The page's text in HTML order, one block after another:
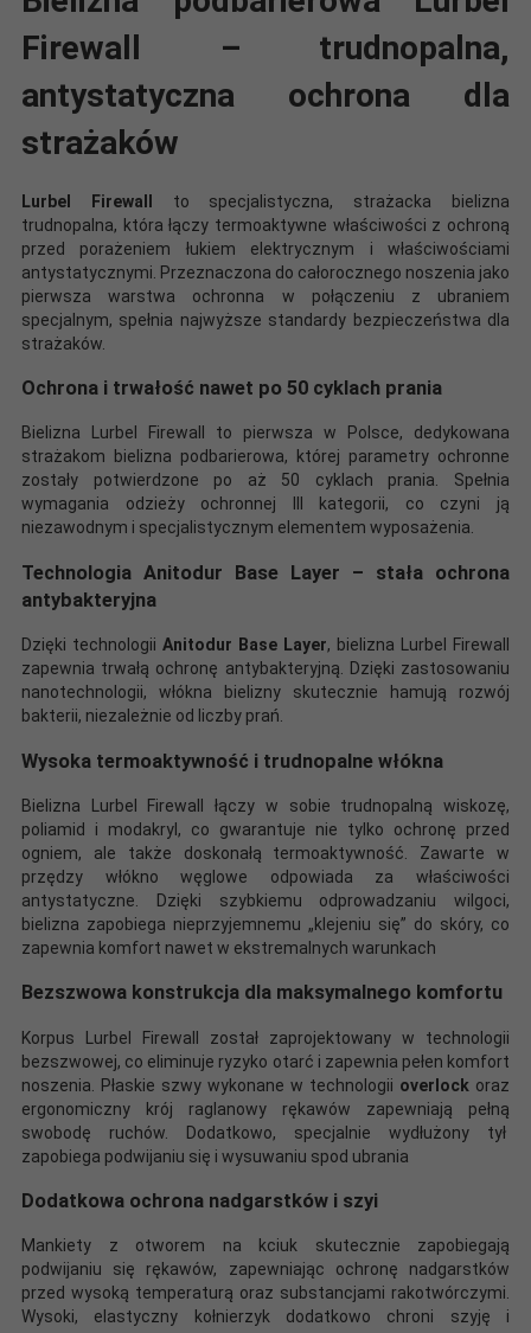
Firewall – trudnopalna,
antystatyczna ochrona dla
strażaków
Lurbel Firewall
to specjalistyczna, strażacka bielizna
trudnopalna, która łączy termoaktywne właściwości z ochroną
przed porażeniem łukiem elektrycznym i właściwościami
antystatycznymi. Przeznaczona do całorocznego noszenia jako
pierwsza warstwa ochronna w połączeniu z ubraniem
specjalnym, spełnia najwyższe standardy bezpieczeństwa dla
strażaków.
Ochrona i trwałość nawet po 50 cyklach prania
Bielizna Lurbel Firewall to pierwsza w Polsce, dedykowana
strażakom bielizna podbarierowa, której parametry ochronne
zostały potwierdzone po aż 50 cyklach prania. Spełnia
wymagania odzieży ochronnej III kategorii, co czyni ją
niezawodnym i specjalistycznym elementem wyposażenia.
Technologia Anitodur Base Layer – stała ochrona
antybakteryjna
Dzięki technologii Anitodur Base Layer, bielizna Lurbel Firewall
zapewnia trwałą ochronę antybakteryjną. Dzięki zastosowaniu
nanotechnologii, włókna bielizny skutecznie hamują rozwój
bakterii, niezależnie od liczby prań.
Wysoka termoaktywność i trudnopalne włókna
Bielizna Lurbel Firewall łączy w sobie trudnopalną wiskozę,
poliamid i modakryl, co gwarantuje nie tylko ochronę przed
ogniem, ale także doskonałą termoaktywność. Zawarte w
przędzy włókno węglowe odpowiada za właściwości
antystatyczne. Dzięki szybkiemu odprowadzaniu wilgoci,
bielizna zapobiega nieprzyjemnemu „klejeniu się” do skóry, co
zapewnia komfort nawet w ekstremalnych warunkach
Bezszwowa konstrukcja dla maksymalnego komfortu
Korpus Lurbel Firewall został zaprojektowany w technologii
bezszwowej, co eliminuje ryzyko otarć i zapewnia pełen komfort
noszenia. Płaskie szwy wykonane w technologii overlock oraz
ergonomiczny krój raglanowy rękawów zapewniają pełną
swobodę ruchów. Dodatkowo, specjalnie wydłużony tył
zapobiega podwijaniu się i wysuwaniu spod ubrania
Dodatkowa ochrona nadgarstków i szyi
Mankiety z otworem na kciuk skutecznie zapobiegają
podwijaniu się rękawów, zapewniając ochronę nadgarstków
przed wysoką temperaturą oraz substancjami rakotwórczymi.
Wysoki, elastyczny kołnierzyk dodatkowo chroni szyję i